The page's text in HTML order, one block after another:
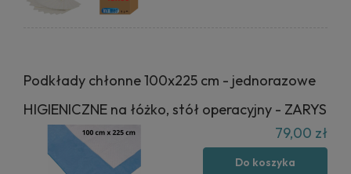
Podkłady chłonne 100x225 cm - jednorazowe
HIGIENICZNE na łóżko, stół operacyjny - ZARYS
79,00 zł
Do koszyka